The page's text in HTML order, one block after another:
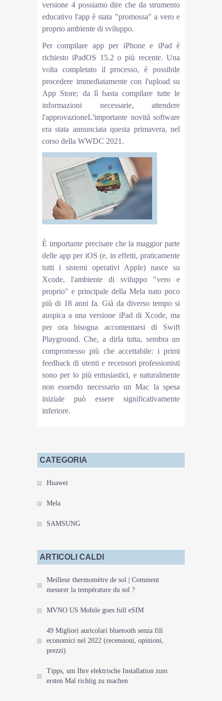
versione 4 possiamo dire che da strumento
educativo l'app è stata "promossa" a vero e
proprio ambiente di sviluppo.
Per compilare app per iPhone e iPad è
richiesto iPadOS 15.2 o più recente. Una
volta completato il processo, è possibile
procedere immediatamente con l'upload su
App Store; da lì basta compilare tutte le
informazioni necessarie, attendere
l'approvazioneL'importante novità software
era stata annunciata questa primavera, nel
corso della WWDC 2021.
È importante precisare che la maggior parte
delle app per iOS (e, in effetti, praticamente
tutti i sistemi operativi Apple) nasce su
Xcode, l'ambiente di sviluppo "vero e
proprio" e principale della Mela nato poco
più di 18 anni fa. Già da diverso tempo si
auspica a una versione iPad di Xcode, ma
per ora bisogna accontentarsi di Swift
Playground. Che, a dirla tutta, sembra un
compromesso più che accettabile: i primi
feedback di utenti e recensori professionisti
sono per lo più entusiastici, e naturalmente
non essendo necessario un Mac la spesa
iniziale può essere significativamente
inferiore.
CATEGORIA
Huawei
Mela
SAMSUNG
ARTICOLI CALDI
Meilleur thermomètre de sol | Comment
mesurer la température du sol ?
MVNO US Mobile goes full eSIM
49 Migliori auricolari bluetooth senza fili
economici nel 2022 (recensioni, opinioni,
prezzi)
Tipps, um Ihre elektrische Installation zum
ersten Mal richtig zu machen